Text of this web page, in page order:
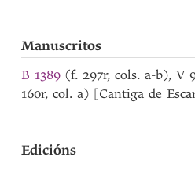
Manuscritos
B 1389 (f. 297r, cols. a-b), V
160r, col. a) [Cantiga de
Edicións